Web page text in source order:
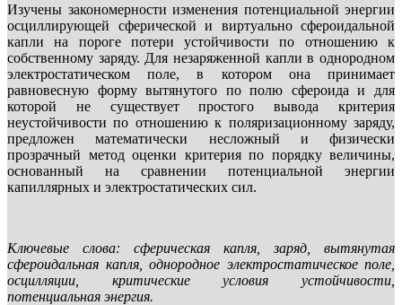
Изучены закономерности изменения потенциальной энергии
осциллирующей сферической и виртуально сфероидальной
капли на пороге потери устойчивости по отношению к
собственному заряду. Для незаряженной капли в однородном
электростатическом поле, в котором она принимает
равновесную форму вытянутого по полю сфероида и для
которой не существует простого вывода критерия
неустойчивости по отношению к поляризационному заряду,
предложен математически несложный и физически
прозрачный метод оценки критерия по порядку величины,
основанный на сравнении потенциальной энергии
капиллярных и электростатических сил.
Ключевые слова: сферическая капля, заряд, вытянутая
сфероидальная капля, однородное электростатическое поле,
осцилляции, критические условия устойчивости,
потенциальная энергия.